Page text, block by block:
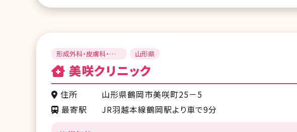
形成外科・皮膚科・美
容皮膚科・内科
山形県
美咲クリニック
住所
山形県鶴岡市美咲町25－5
最寄駅
JR羽越本線鶴岡駅より車で9分